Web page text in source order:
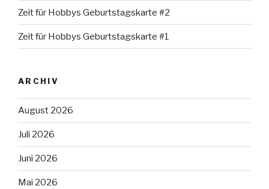
Zeit für Hobbys Geburtstagskarte #2
Zeit für Hobbys Geburtstagskarte #1
ARCHIV
August 2026
Juli 2026
Juni 2026
Mai 2026